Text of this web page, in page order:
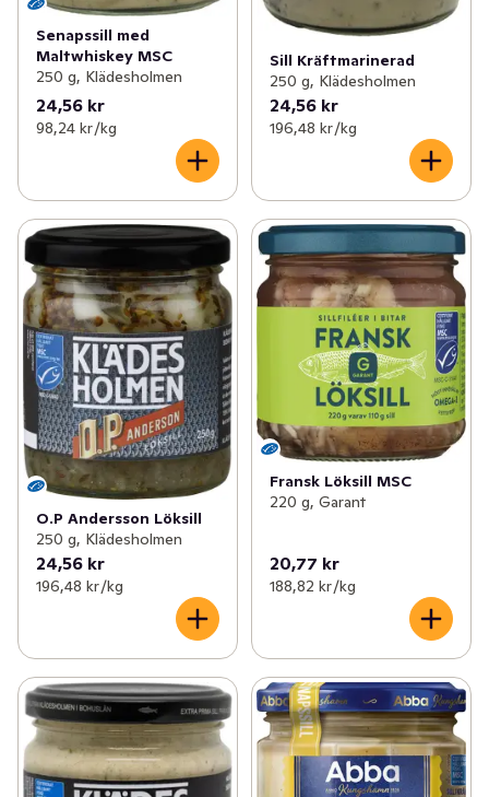
Senapssill med
Maltwhiskey MSC
250 g, Klädesholmen
24,56 kr
98,24 kr /kg
Sill Kräftmarinerad
250 g, Klädesholmen
24,56 kr
196,48 kr /kg
O.P Andersson Löksill
250 g, Klädesholmen
24,56 kr
196,48 kr /kg
Fransk Löksill MSC
220 g, Garant
20,77 kr
188,82 kr /kg